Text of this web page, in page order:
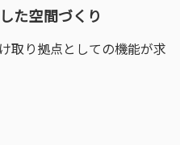
た空間づくり
取り拠点としての機能が求